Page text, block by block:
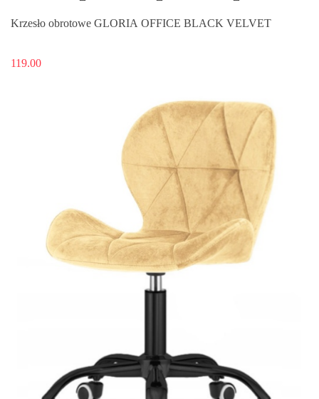
Krzesło obrotowe GLORIA OFFICE BLACK VELVET
119.00